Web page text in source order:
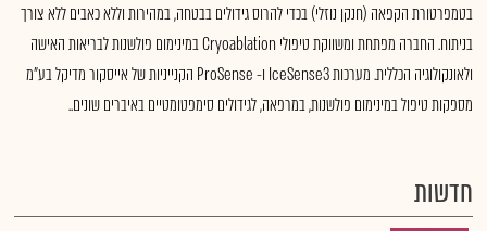
בטמפרטורת הקפאה (חנקן נוזלי) בכדי להרוס גידולים בבטחה, במהירות וללא כאבים ללא צורך
בניתוח. החברה מפתחת ומשווקת טיפולי Cryoablation במינימום פולשנות לבריאות האישה
ולאונקולוגיה הכללית. מערכות IceSense3 ו- ProSense הקנייניות של אייסקור מדיקל בע"מ
מספקות טיפול במינימום פולשנות, במרפאה, לגידולים סימפטומטיים באיברים שונים..
חדשות